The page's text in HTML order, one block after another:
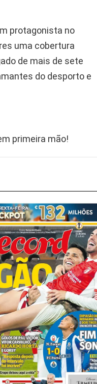
protagonista no
uma cobertura
de mais de sete
do desporto e
primeira mão!